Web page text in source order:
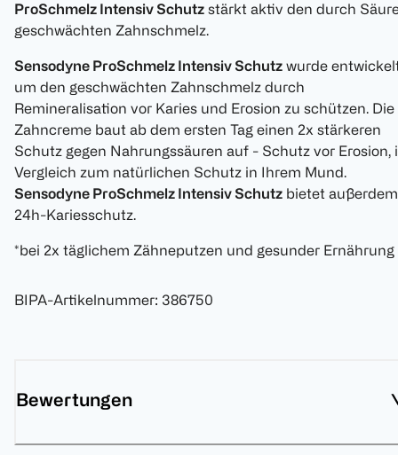
ProSchmelz Intensiv Schutz stärkt aktiv den durch
geschwächten Zahnschmelz.
Sensodyne ProSchmelz Intensiv Schutz wurde
um den geschwächten Zahnschmelz durch
Remineralisation vor Karies und Erosion zu schützen. Die
Zahncreme baut ab dem ersten Tag einen 2x stärkeren
Schutz gegen Nahrungssäuren auf - Schutz vor Erosion,
Vergleich zum natürlichen Schutz in Ihrem Mund‎.
Sensodyne ProSchmelz Intensiv Schutz bietet außerdem
24h-Kariesschutz.
*bei 2x täglichem Zähneputzen und gesunder Ernährung
BIPA-Artikelnummer: 386750
Bewertungen